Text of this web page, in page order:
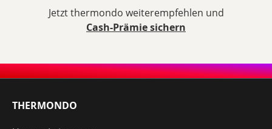
Jetzt thermondo weiterempfehlen und
Cash-Prämie sichern
THERMONDO